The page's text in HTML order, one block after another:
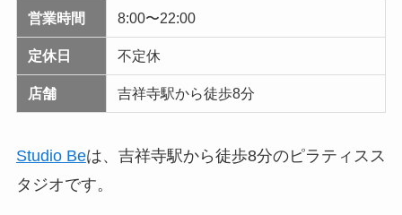
営業時間 8:00〜22:00
定休日 不定休
店舗 吉祥寺駅から徒歩8分
Studio Beは、吉祥寺駅から徒歩8分のピラティスス
タジオです。